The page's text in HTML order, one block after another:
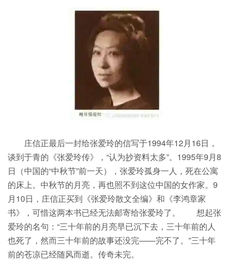
庄信正最后一封给张爱玲的信写于1994年12月16日，
谈到于青的《张爱玲传》，“认为抄资料太多”。1995年9月8
日（中国的“中秋节”前一天），张爱玲孤身一人，死在公寓
的床上。中秋节的月亮，再也照不到这位中国的女作家。9
月10日，庄信正买到《张爱玲散文全编》和《李鸿章家
书》，可惜这两本书已经无法邮寄给张爱玲了。 想起张
爱玲的名句：“三十年前的月亮早已沉下去，三十年前的人
也死了，然而三十年前的故事还没完——完不了。”三十年
前的苍凉已经随风而逝。传奇未完。